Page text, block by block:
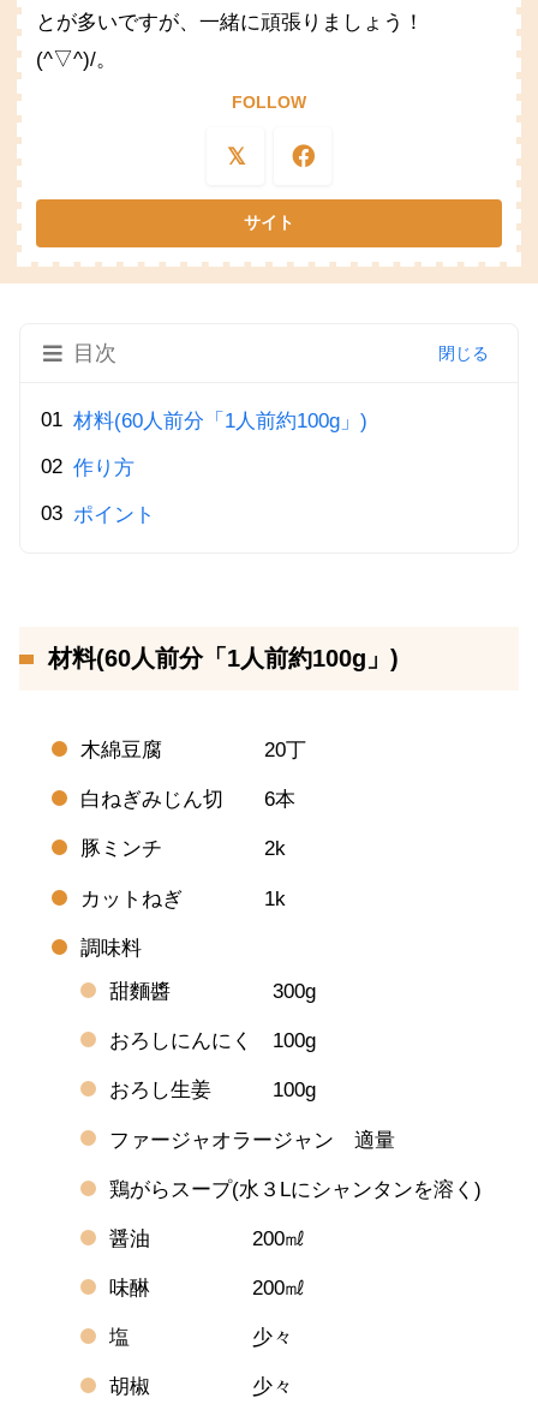
とが多いですが、一緒に頑張りましょう！
(^▽^)/。
FOLLOW
目次
材料(60人前分「1人前約100g」)
作り方
ポイント
材料(60人前分「1人前約100g」)
木綿豆腐 20丁
白ねぎみじん切 6本
豚ミンチ 2k
カットねぎ 1k
調味料
甜麵醬 300g
おろしにんにく 100g
おろし生姜 100g
ファージャオラージャン 適量
鶏がらスープ(水３Lにシャンタンを溶く)
醤油 200㎖
味醂 200㎖
塩 少々
胡椒 少々